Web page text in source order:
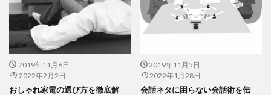
2019年11月6日
2022年2月2日
おしゃれ家電の選び方を徹底解
2019年11月5日
2022年1月28日
会話ネタに困らない会話術を伝